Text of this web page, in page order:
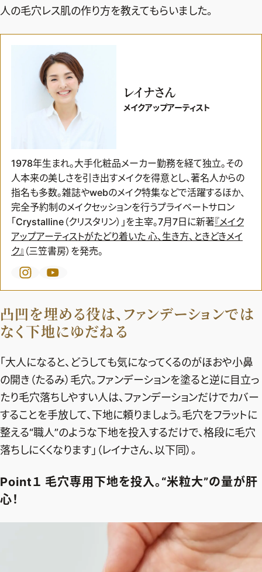
2026年9月号
最新号試し読み
定期購読
デジタル版
購入
SHOPPING
エクラプレミアム通販
売れ筋ランキング
エクラ限定アイテム
イーバイエクラ
FOLLOW US
そしてエクラの美意識を、SNSで発信しています。
JOIN US
人の毛穴レス肌の作り方を教えてもらいました。
レイナさん
メイクアップアーティスト
1978年生まれ。大手化粧品メーカー勤務を経て独立。その
人本来の美しさを引き出すメイクを得意とし、著名人からの
指名も多数。雑誌やwebのメイク特集などで活躍するほか、
完全予約制のメイクセッションを行うプライベートサロン
「Crystalline（クリスタリン）」を主宰。7月7日に新著『メイク
アップアーティストがたどり着いた 心、生き方、ときどきメイ
ク』 （三笠書房）を発売。
凸凹を埋める役は、ファンデーションでは
なく下地にゆだねる
「大人になると、どうしても気になってくるのがほおや小鼻
の開き（たるみ）毛穴。ファンデーションを塗ると逆に目立っ
たり毛穴落ちしやすい人は、ファンデーションだけでカバー
することを手放して、下地に頼りましょう。毛穴をフラットに
整える“職人”のような下地を投入するだけで、格段に毛穴
落ちしにくくなります」（レイナさん、以下同）。
Point１ 毛穴専用下地を投入。“米粒大”の量が肝
心！